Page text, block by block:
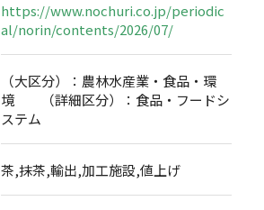
https://www.nochuri.co.jp/periodic
al/norin/contents/2026/07/
（大区分）：農林水産業・食品・環
境 （詳細区分）：食品・フードシ
ステム
茶,抹茶,輸出,加工施設,値上げ